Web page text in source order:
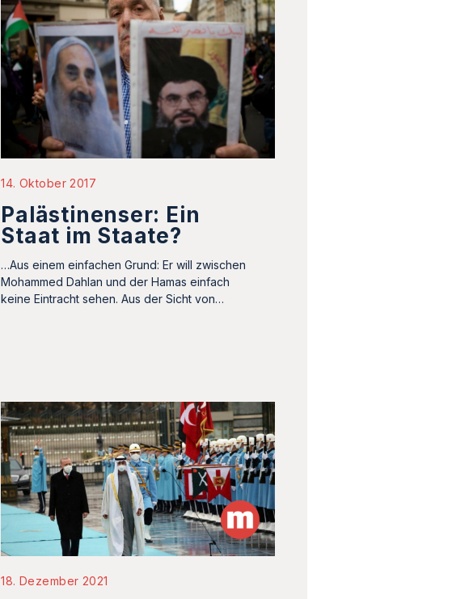
14. Oktober 2017
Palästinenser: Ein
Staat im Staate?
…Aus einem einfachen Grund: Er will zwischen
Mohammed Dahlan und der Hamas einfach
keine Eintracht sehen. Aus der Sicht von…
18. Dezember 2021